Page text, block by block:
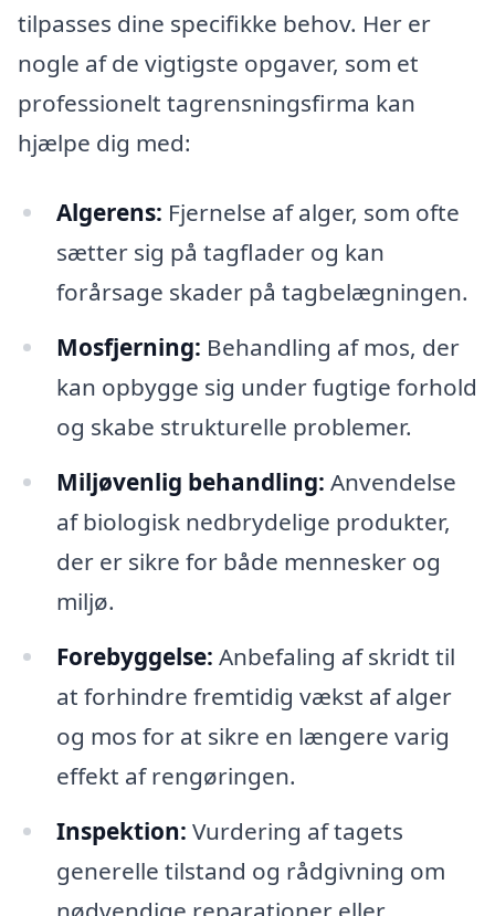
tilpasses dine specifikke behov. Her er
nogle af de vigtigste opgaver, som et
professionelt tagrensningsfirma kan
hjælpe dig med:
Algerens: Fjernelse af alger, som ofte
sætter sig på tagflader og kan
forårsage skader på tagbelægningen.
Mosfjerning: Behandling af mos, der
kan opbygge sig under fugtige forhold
og skabe strukturelle problemer.
Miljøvenlig behandling: Anvendelse
af biologisk nedbrydelige produkter,
der er sikre for både mennesker og
miljø.
Forebyggelse: Anbefaling af skridt til
at forhindre fremtidig vækst af alger
og mos for at sikre en længere varig
effekt af rengøringen.
Inspektion: Vurdering af tagets
generelle tilstand og rådgivning om